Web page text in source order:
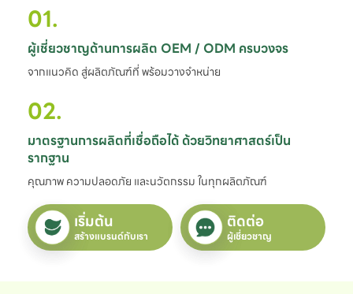
01.
ผู้เชี่ยวชาญด้านการผลิต OEM / ODM ครบวงจร
จากแนวคิด สู่ผลิตภัณฑ์ที่ พร้อมวางจำหน่าย
02.
มาตรฐานการผลิตที่เชื่อถือได้ ด้วยวิทยาศาสตร์เป็น
รากฐาน
คุณภาพ ความปลอดภัย และนวัตกรรม ในทุกผลิตภัณฑ์
เริ่มต้น
สร้างแบรนด์กับเรา
ติดต่อ
ผู้เชี่ยวชาญ